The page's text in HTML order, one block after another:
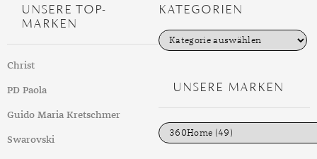
UNSERE TOP-
MARKEN
Christ
PD Paola
Guido Maria Kretschmer
Swarovski
KATEGORIEN
K
a
e
n
UNSERE MARKEN